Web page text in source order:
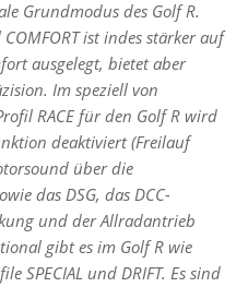
Grundmodus des Golf R.
ist indes stärker auf
ausgelegt, bietet aber
Im speziell von
RACE für den Golf R wird
deaktiviert (Freilauf
über die
das DSG, das DCC-
und der Allradantrieb
gibt es im Golf R wie
SPECIAL und DRIFT. Es sind